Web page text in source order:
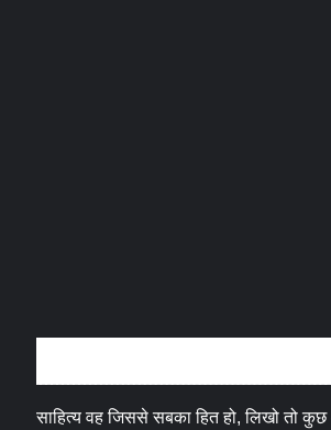
साहित्य वह जिससे सबका हित हो, लिखो तो